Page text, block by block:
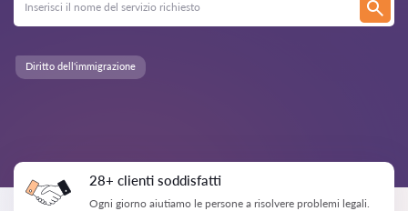
Diritto dell'immigrazione
28+ clienti soddisfatti
Ogni giorno aiutiamo le persone a risolvere problemi legali.